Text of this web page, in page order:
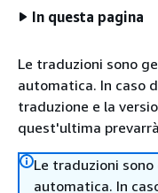
In questa pagina
Le traduzioni sono
automatica. In caso
traduzione e la
quest'ultima
Le traduzioni
automatica. In